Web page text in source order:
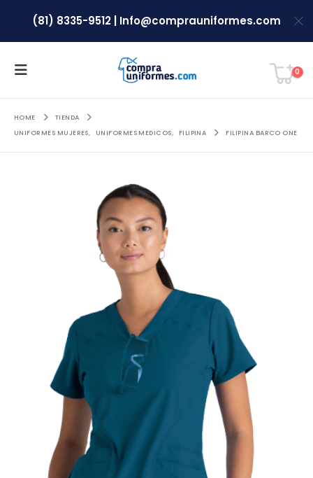
(81) 8335-9512 Info@comprauniformes.com
0
HOME
TIENDA
UNIFORMES MUJERES, UNIFORMES MEDICOS, FILIPINA FILIPINA BARCO ONE